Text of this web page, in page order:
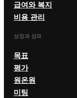
급여와 복지
비용 관리
성장과 성과
목표
평가
원온원
미팅